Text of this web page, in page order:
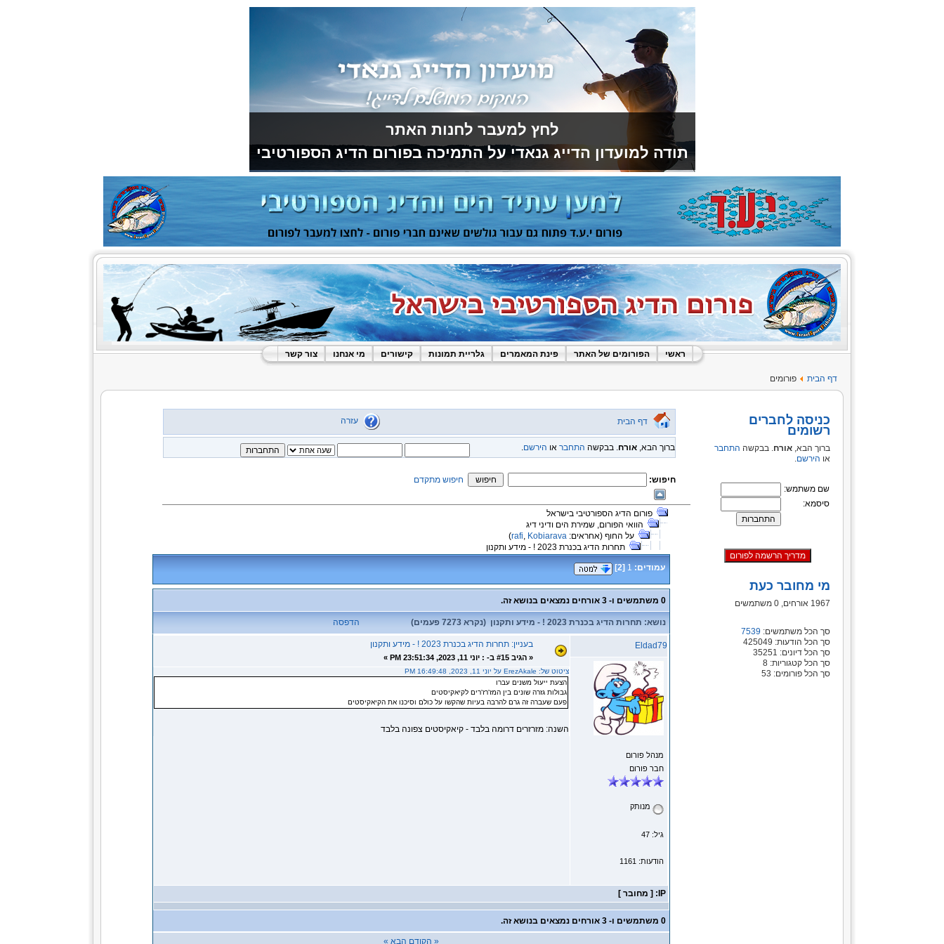
לחץ למעבר לחנות האתר
תודה למועדון הדייג גנאדי על התמיכה בפורום הדיג הספורטיבי
ראשי הפורומים של האתר פינת המאמרים גלריית תמונות קישורים מי אנחנו צור קשר
דף הבית פורומים
כניסה לחברים
רשומים
ברוך הבא, אורח. בבקשה התחבר
או הירשם.
שם משתמש:
סיסמא:
מי מחובר כעת
1967 אורחים, 0 משתמשים
סך הכל משתמשים: 7539
סך הכל הודעות: 425049
סך הכל דיונים: 35251
סך הכל קטגוריות: 8
סך הכל פורומים: 53
דף הבית עזרה
ברוך הבא, אורח. בבקשה התחבר או הירשם.
חיפוש: חיפוש מתקדם
פורום הדיג הספורטיבי בישראל
הוואי הפורום, שמירת הים ודיני דיג
על החוף (אחראים: rafi, Kobiarava
)
תחרות הדיג בכנרת 2023 ! - מידע ותקנון
עמודים: 1
[
2
]
0 משתמשים ו- 3 אורחים נמצאים בנושא זה.
נושא: תחרות הדיג בכנרת 2023 ! - מידע ותקנון (נקרא 7273 פעמים) הדפסה
Eldad79
מנהל פורום
חבר פורום
מנותק
גיל: 47
הודעות: 1161
בעניין: תחרות הדיג בכנרת 2023 ! - מידע ותקנון
« הגיב #15 ב- : יוני 11, 2023, 23:51:34 PM »
ציטוט של: ErezAkale על יוני 11, 2023, 16:49:48 PM
הצעת ייעול משנים עברו
גבולות גזרה שונים בין המז'רז'רים לקיאקיסטים
פעם שעברה זה גרם להרבה בעיות שהקשו על כולם וסיכנו את הקיאקיסטים
השנה: מזרזרים דרומה בלבד - קיאקיסטים צפונה בלבד
0 משתמשים ו- 3 אורחים נמצאים בנושא זה.
« הקודם הבא »